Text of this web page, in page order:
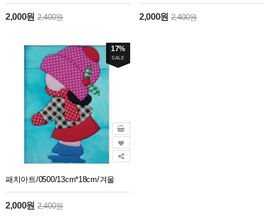
2,000원 2,400원 2,000원2,400원
17%
SALE
패치아트/0500/13cm*18cm/겨울
2,000원 2,400원